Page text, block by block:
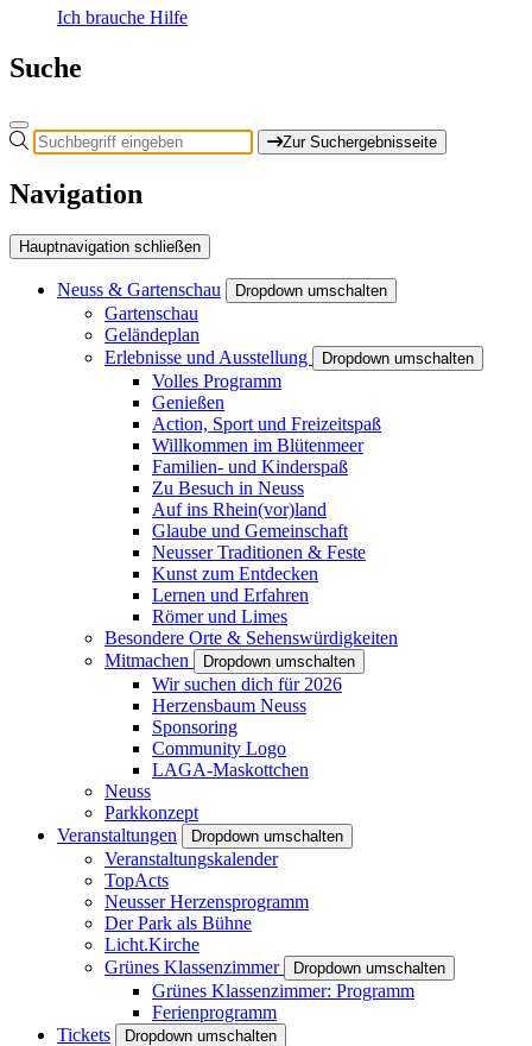
Ich brauche Hilfe
Suche
Zur Suchergebnisseite
Navigation
Hauptnavigation schließen
Neuss & Gartenschau Dropdown umschalten
Gartenschau
Geländeplan
Erlebnisse und Ausstellung
Dropdown umschalten
Volles Programm
Genießen
Action, Sport und Freizeitspaß
Willkommen im Blütenmeer
Familien- und Kinderspaß
Zu Besuch in Neuss
Auf ins Rhein(vor)land
Glaube und Gemeinschaft
Neusser Traditionen & Feste
Kunst zum Entdecken
Lernen und Erfahren
Römer und Limes
Besondere Orte & Sehenswürdigkeiten
Mitmachen
Dropdown umschalten
Wir suchen dich für 2026
Herzensbaum Neuss
Sponsoring
Community Logo
LAGA-Maskottchen
Neuss
Parkkonzept
Veranstaltungen
Dropdown umschalten
Veranstaltungskalender
TopActs
Neusser Herzensprogramm
Der Park als Bühne
Licht.Kirche
Grünes Klassenzimmer
Dropdown umschalten
Grünes Klassenzimmer: Programm
Ferienprogramm
Tickets
Dropdown umschalten